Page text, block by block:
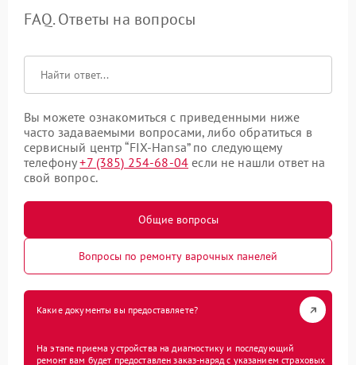
FAQ. Ответы на вопросы
Вы можете ознакомиться с приведенными ниже
часто задаваемыми вопросами, либо обратиться в
сервисный центр “FIX-Hansa” по следующему
телефону+7 (385) 254-68-04 если не нашли ответ на
свой вопрос.
Общие вопросы
Вопросы по ремонту варочных панелей
Какие документы вы предоставляете?
На этапе приема устройства на диагностику и последующий
ремонт вам будет предоставлен заказ-наряд с указанием страховых